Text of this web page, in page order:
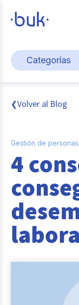
Categorías
Cultura y
Gestión de
Pago de
Buk
Tendencias
Columna
Entrevistas
❮Volver al Blog
Gestión de personas
4